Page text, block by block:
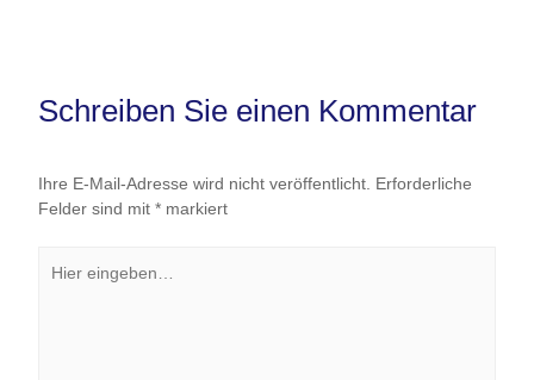
Schreiben Sie einen Kommentar
Ihre E-Mail-Adresse wird nicht veröffentlicht. Erforderliche
Felder sind mit *markiert
eingeben…